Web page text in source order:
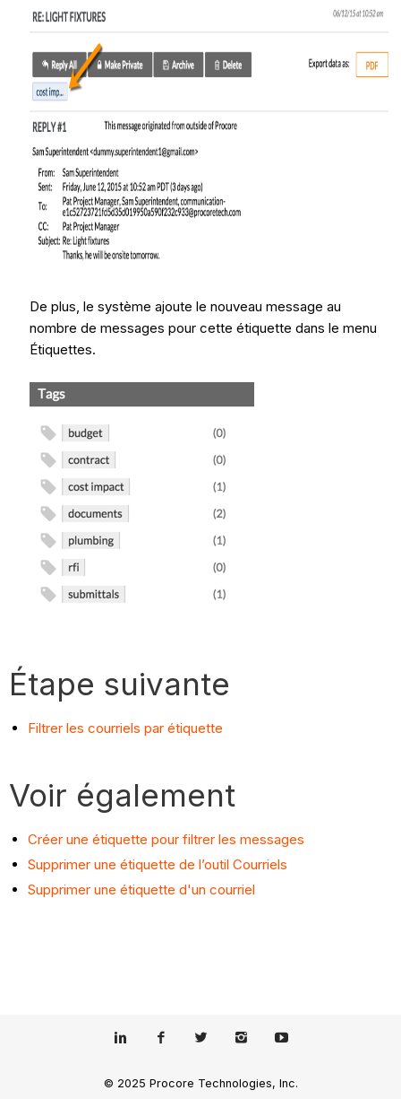
De plus, le système ajoute le nouveau message au
nombre de messages pour cette étiquette dans le menu
Étiquettes.
Étape suivante
Filtrer les courriels par étiquette
Voir également
Créer une étiquette pour filtrer les messages
Supprimer une étiquette de l’outil Courriels
Supprimer une étiquette d'un courriel
© 2025 Procore Technologies, Inc.